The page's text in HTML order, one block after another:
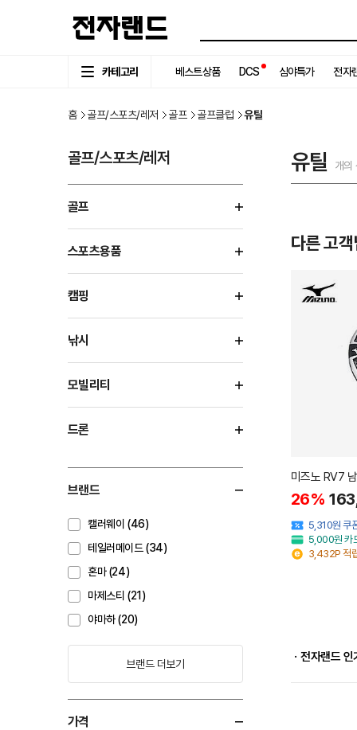
카테고리 베스트상품 DCS 심야특가 전자
홈 골프/스포츠/레저 골프 골프클럽 유틸
골프/스포츠/레저
골프
스포츠용품
캠핑
낚시
모빌리티
드론
브랜드
캘러웨이 (46)
테일러메이드 (34)
혼마 (24)
마제스티 (21)
야마하 (20)
브랜드 더보기
가격
유틸 개의
다른 고
미즈노 RV7
26%
5,310원 쿠
5,000원 카
3,432P 적
ㆍ전자랜드 인